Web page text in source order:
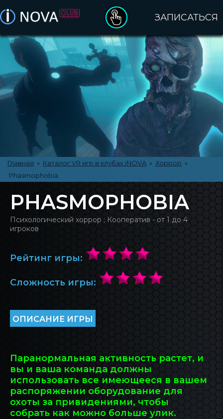
ДЕНЬ РОЖДЕНИЯ
ПОДАРОЧНЫЕ СЕРТИФИКАТЫ
ОПЛАТА ЗАКАЗА
ПРАВИЛА ПОСЕЩЕНИЯ
КАТАЛОГ VR ИГР
КЛУБЫ INOVA
ОБРАТНАЯ СВЯЗЬ
ЗАПИСАТЬСЯ
PHASMOPHOBIA
Главная » Каталог VR игр в клубах iNOVA » Хоррор »
Phasmophobia
Психологический хоррор ; Кооператив - от 1 до 4
игроков
Рейтинг игры:
Сложность игры:
ОПИСАНИЕ ИГРЫ
Паранормальная активность растет, и
вы и ваша команда должны
использовать все имеющееся в вашем
распоряжении оборудование для
охоты за привидениями, чтобы
собрать как можно больше улик.